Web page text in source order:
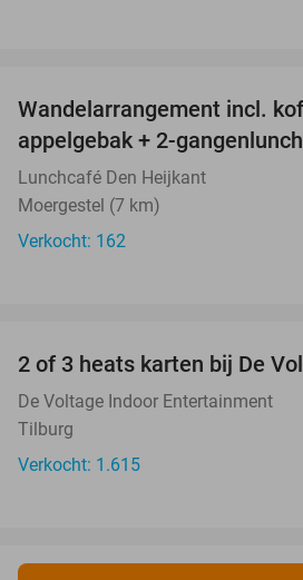
Wandelarrangement incl.
appelgebak + 2-gangenlunch
Lunchcafé Den Heijkant
Moergestel (7 km)
Verkocht: 162
2 of 3 heats karten bij De
De Voltage Indoor Entertainment
Tilburg
Verkocht: 1.615